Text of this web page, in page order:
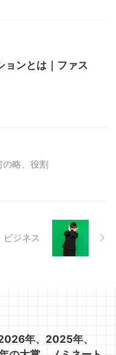
ョンとは｜ファス
略、役割
ジネス
年、2025年、